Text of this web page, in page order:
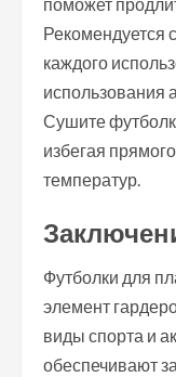
Рекомендуется
каждого
использования
Сушите
избегая
температур.
Футболки для
элемент
виды спорта и
обеспечивают